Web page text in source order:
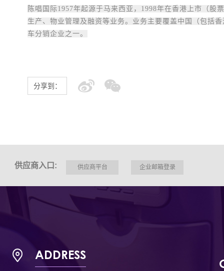
陈唱国际1957年起源于马来西亚，1998年在香港上市（股
生产、物业管理及融资等业务。业务主要覆盖中国（包括
车分销企业之一。
分享到：
供应商入口: 供应商平台 企业邮箱登录
ADDRESS